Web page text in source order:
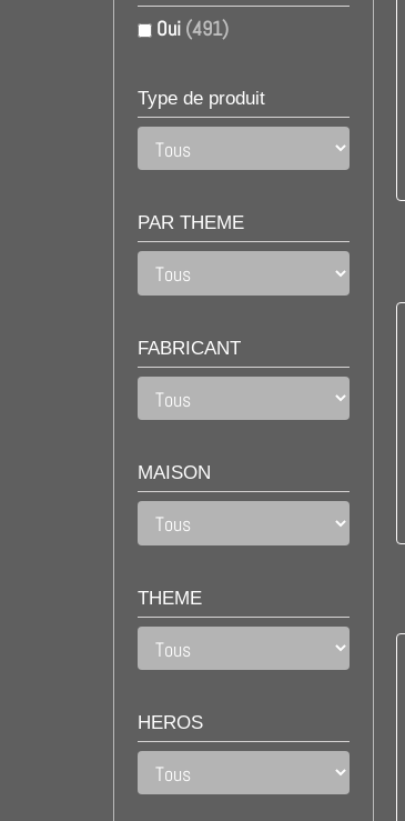
Oui (491)
Type de produit
PAR THEME
FABRICANT
MAISON
THEME
HEROS